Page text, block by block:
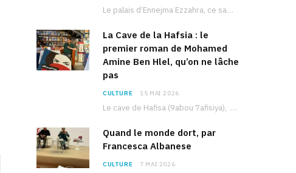
Le palais d’Ennejma Ezzahra, ce sanctuaire de la musique tunisienne et méditerranéenne construit par le…
La Cave de la Hafsia : le
premier roman de Mohamed
Amine Ben Hlel, qu’on ne lâche
pas
CULTURE 15 MAI 2026
Le cave de Hafisa (9abou 7afisiya), premier roman du journaliste tunisien Mohamed Amine Ben Hlel,…
Quand le monde dort, par
Francesca Albanese
CULTURE 7 MAI 2026